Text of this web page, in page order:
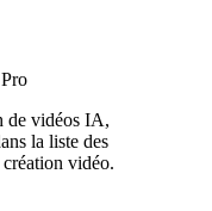
de vidéos IA,
la liste des
vidéo.